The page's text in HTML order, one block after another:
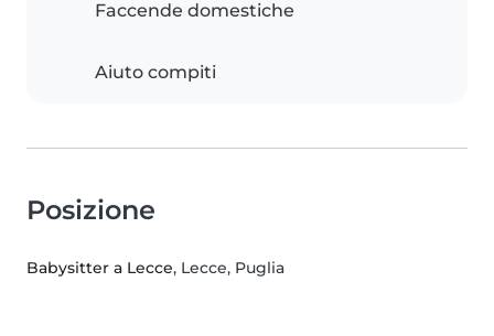
Faccende domestiche
Aiuto compiti
Posizione
Babysitter a Lecce, Lecce, Puglia